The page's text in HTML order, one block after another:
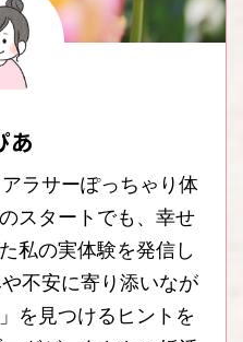
あ
ラサーぽっちゃり体
スタートでも、幸せ
私の実体験を発信し
不安に寄り添いなが
を見つけるヒントを